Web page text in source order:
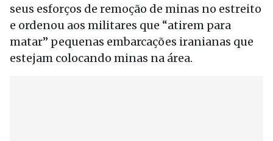
seus esforços de remoção de minas no estreito
e ordenou aos militares que “atirem para
matar” pequenas embarcações iranianas que
estejam colocando minas na área.